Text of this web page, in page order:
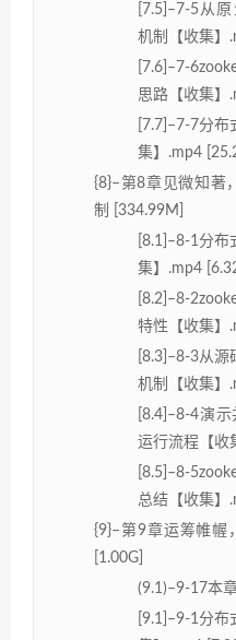
[7.5]–7-5从
机制【收集】
[7.6]–7-
思路【收集】
[7.7]–7-7分
集】.mp4
{8}–第8章见微知著
制 [334.99M]
[8.1]–8-1分
集】.mp4
[8.2]–8-
特性【收集】
[8.3]–8-3从源
机制【收集】
[8.4]–8-4演
运行流程【收
[8.5]–8-
总结【收集】
{9}–第9章运筹帷幄
[1.00G]
(9.1)–9-17本
[9.1]–9-1分